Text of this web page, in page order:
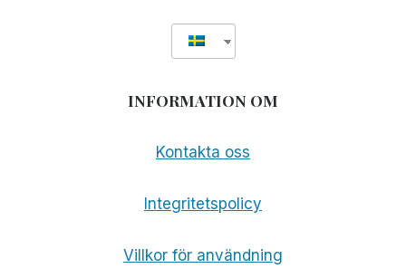
INFORMATION OM
Kontakta oss
Integritetspolicy
Villkor för användning